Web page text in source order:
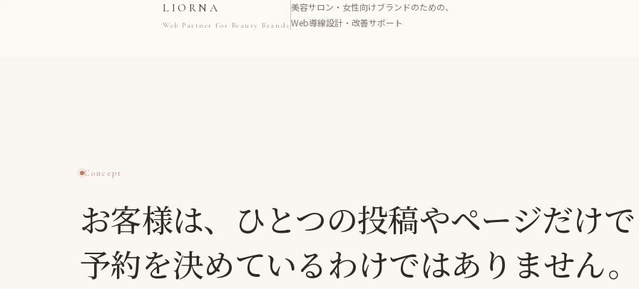
LIORNA
Web Partner for Beauty Brands
美容サロン・女性向けブランドのための、
Web導線設計・改善サポート
Concept
お客様は、ひとつの投稿やページだけで
予約を決めているわけではありません。